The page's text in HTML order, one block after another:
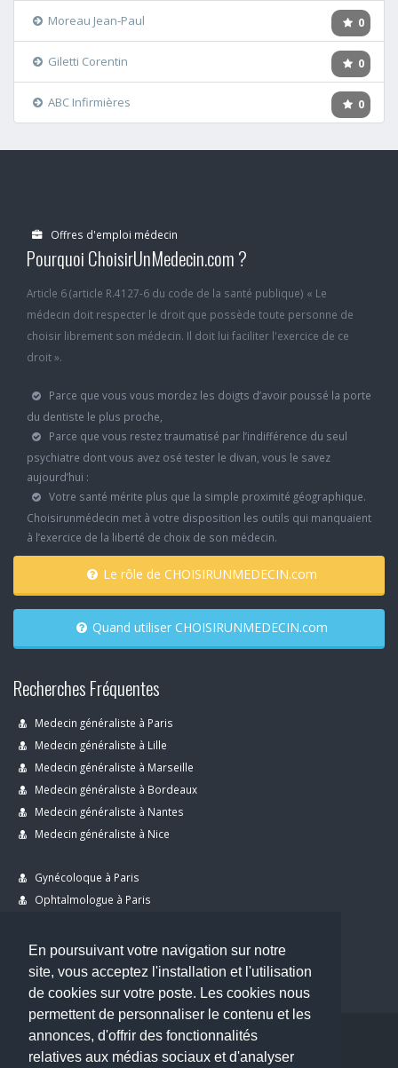
En poursuivant votre navigation sur notre
site, vous acceptez l'installation et l'utilisation
de cookies sur votre poste. Les cookies nous
permettent de personnaliser le contenu et les
annonces, d'offrir des fonctionnalités
relatives aux médias sociaux et d'analyser
0
Moreau Jean-Paul
0
Giletti Corentin
0
ABC Infirmières
Offres d'emploi médecin
Pourquoi ChoisirUnMedecin.com ?
Article 6 (article R.4127-6 du code de la santé publique) « Le
médecin doit respecter le droit que possède toute personne de
choisir librement son médecin. Il doit lui faciliter l'exercice de ce
droit ».
Parce que vous vous mordez les doigts d’avoir poussé la porte
du dentiste le plus proche,
Parce que vous restez traumatisé par l’indifférence du seul
psychiatre dont vous avez osé tester le divan, vous le savez
aujourd’hui :
Votre santé mérite plus que la simple proximité géographique.
Choisirunmédecin met à votre disposition les outils qui manquaient
à l’exercice de la liberté de choix de son médecin.
Le rôle de CHOISIRUNMEDECIN.com
Quand utiliser CHOISIRUNMEDECIN.com
Recherches Fréquentes
Medecin généraliste à Paris
Medecin généraliste à Lille
Medecin généraliste à Marseille
Medecin généraliste à Bordeaux
Medecin généraliste à Nantes
Medecin généraliste à Nice
Gynécoloque à Paris
Ophtalmologue à Paris
Dentiste à Paris
Copyright © 2026 . All Rights Reserved.